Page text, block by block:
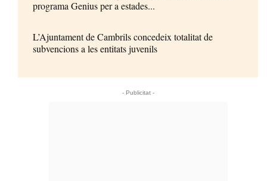
programa Genius per a estades...
L’Ajuntament de Cambrils concedeix totalitat de
subvencions a les entitats juvenils
- Publicitat -